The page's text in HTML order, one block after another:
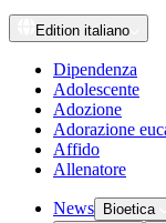
Edition italiano
Dipendenza
Adolescente
Adozione
Adorazione
Affido
Allenatore
News Bioetica